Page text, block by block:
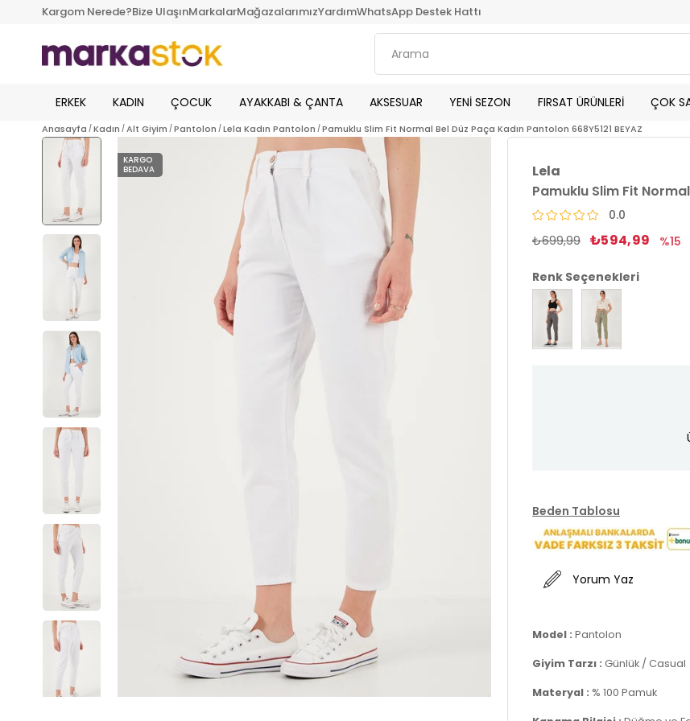
Kargom Nerede?Bize UlaşınMarkalarMağazalarımızYardımWhatsApp Destek Hattı
ERKEK KADIN ÇOCUK AYAKKABI & ÇANTA AKSESUAR YENİ SEZON FIRSAT ÜRÜNLERİ ÇOK
Anasayfa Kadın Alt Giyim Pantolon Lela Kadın Pantolon Pamuklu Slim Fit Normal Bel Düz Paça Kadın Pantolon 668Y5121 BEYAZ
KARGO
BEDAVA
Lela
Pamuklu Slim Fit Normal
0.0
₺699,99 ₺594,99 15
Renk Seçenekleri
Beden Tablosu
Yorum Yaz
Model : Pantolon
Giyim Tarzı : Günlük / Casual
Materyal : % 100 Pamuk